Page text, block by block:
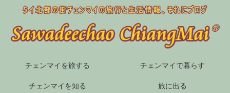
チェンマイを旅する チェンマイで暮らす
チェンマイを知る 旅に出る